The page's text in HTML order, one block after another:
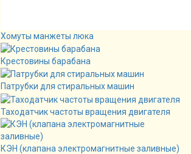
Хомуты манжеты люка
Крестовины барабана
Патрубки для стиральных машин
Таходатчик частоты вращения двигателя
КЭН (клапана электромагнитные заливные)